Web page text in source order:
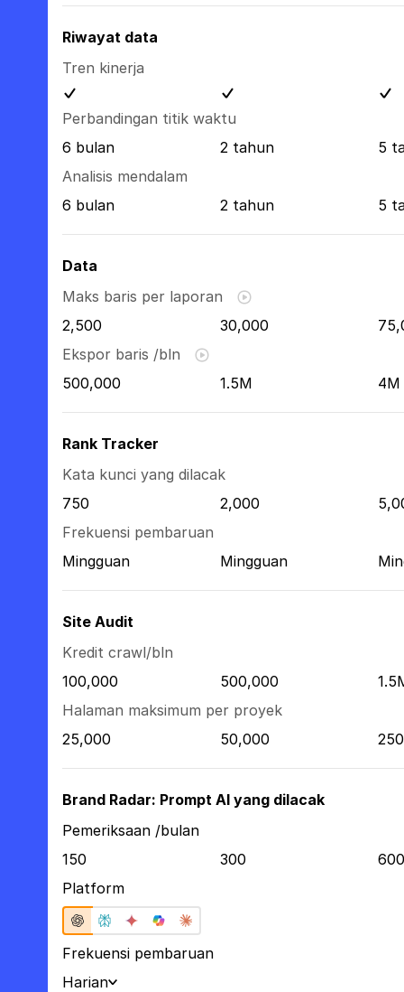
Riwayat data
Tren kinerja
Perbandingan titik waktu
6 bulan
2 tahun
5
Analisis mendalam
6 bulan
2 tahun 5
Data
Maks baris per laporan
2,500
30,000
Ekspor baris /bln
500,000
1.5M 4M
Rank Tracker
Kata kunci yang dilacak
750
2,000
Frekuensi pembaruan
Mingguan
Mingguan
Site Audit
Kredit crawl/bln
100,000
500,000
Halaman maksimum per proyek
25,000
50,000
Brand Radar: Prompt AI yang dilacak
Pemeriksaan /bulan
150
300
600
Platform
Frekuensi pembaruan
Harian